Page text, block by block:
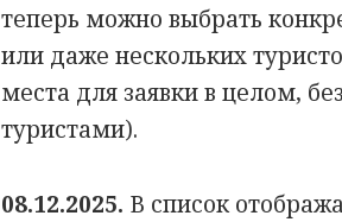
теперь можно выбрать
или даже нескольких
места для заявки в целом,
туристами).
08.12.2025. В список